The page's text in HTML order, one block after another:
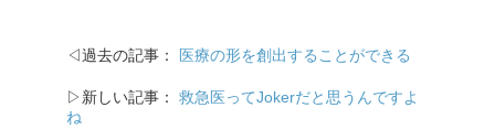
◁過去の記事： 医療の形を創出することができる
▷新しい記事： 救急医ってJokerだと思うんですよ
ね